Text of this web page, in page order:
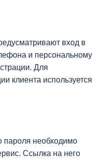
вход в
и персональному
Для
клиента используется
пароля необходимо
Ссылка на него